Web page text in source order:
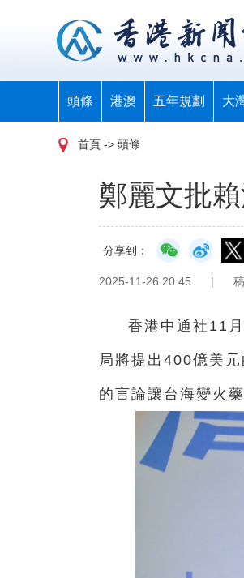
頭條 港澳 五年規劃 大
首頁 -> 頭條
鄭麗文批
分享到：
2025-11-26 20:45 |
香港中通社11
局將提出400億美
的言論讓台海變火